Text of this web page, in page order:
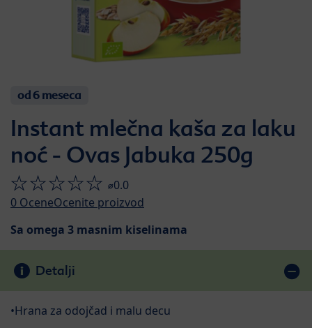
od 6 meseca
Instant mlečna kaša za laku
noć - Ovas Jabuka 250g
⌀0.0
0 OceneOcenite proizvod
Sa omega 3 masnim kiselinama
Detalji
•Hrana za odojčad i malu decu